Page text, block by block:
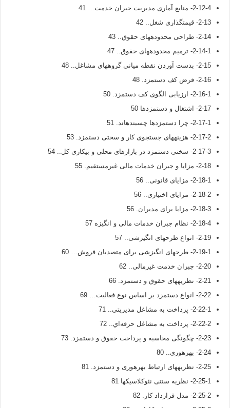
2-12-4- منابع آماری مدیریت جبران خدمت… 41
2-13- قیمت­گذاری شغل.. 42
2-14- طراحی محدوده­های حقوق.. 43
2-14-1- ترمیم محدوده­های حقوق.. 47
2-15- بدست آوردن نقطه میانی گروه­های مشاغل.. 48
2-16- فرض کف دستمزد. 48
2-16-1- ارزیابی الگوی کف دستمزد. 50
2-17- اشتغال و دستمزدها 50
2-17-1- چرا دستمزدها چسبنده­اند. 51
2-17-2- هزینه­های جستجوی کار و سختی دستمزد. 53
2-17-3- سختی دستمزد در بازارهای محلی و بیکاری کل.. 54
2-18- مزايا و جبران خدمات مالى غيرمستقيم. 55
2-18-1- مزاياى قانونى.. 56
2-18-2- مزاياى اختيارى.. 56
2-18-3- مزايا براى مديران. 56
2-18-4- نظام جبران خدمات مالى و انگيزه 57
2-19- انواع طرح­هاى انگيزشى.. 57
2-19-1- طرح­هاى انگيزشى براى متصديان فروش… 60
2-20- جبران خدمت غيرمالى.. 62
2-21- نظریه­های حقوق و دستمزد. 66
2-22- انواع دستمزد بر اساس نوع فعاليت… 69
2-22-1- پرداخت به مشاغل مديريتي.. 71
2-22-2- پرداخت به مشاغل حرفه‌اي.. 72
2-23- چگونگی محاسبه و پرداخت حقوق و دستمزد. 73
2-24- بهره­وری.. 80
2-25- نظریه­های ارتباط بهره­وری و دستمزد. 81
2-25-1- نظریه سنتی نئوکلاسیک­ها 81
2-25-2- مدل قرارداد کار. 82